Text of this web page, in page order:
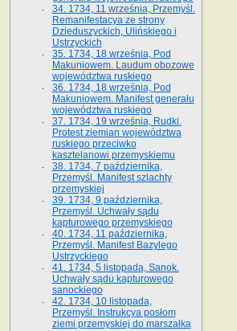
34. 1734, 11 września, Przemyśl.
Remanifestacya ze strony
Dzieduszyckich, Ulińskiego i
Ustrzyckich
35. 1734, 18 września, Pod
Makuniowem. Laudum obozowe
województwa ruskiego
36. 1734, 18 września, Pod
Makuniowem. Manifest generału
województwa ruskiego
37. 1734, 19 września, Rudki.
Protest ziemian województwa
ruskiego przeciwko
kasztelanowi przemyskiemu
38. 1734, 7 października,
Przemyśl. Manifest szlachty
przemyskiej
39. 1734, 9 października,
Przemyśl. Uchwały sądu
kapturowego przemyskiego
40. 1734, 11 października,
Przemyśl. Manifest Bazylego
Ustrzyckiego
41. 1734, 5 listopada, Sanok.
Uchwały sądu kapturowego
sanockiego
42. 1734, 10 listopada,
Przemyśl. Instrukcya posłom
ziemi przemyskiej do marszałka